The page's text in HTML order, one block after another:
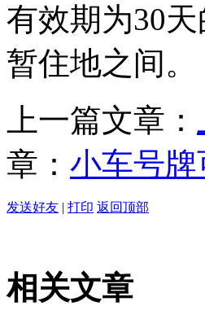
有效期为30
暂住地之间。
上一篇文章：
章： 小车号
发送好友 | 打印 返回顶部
相关文章